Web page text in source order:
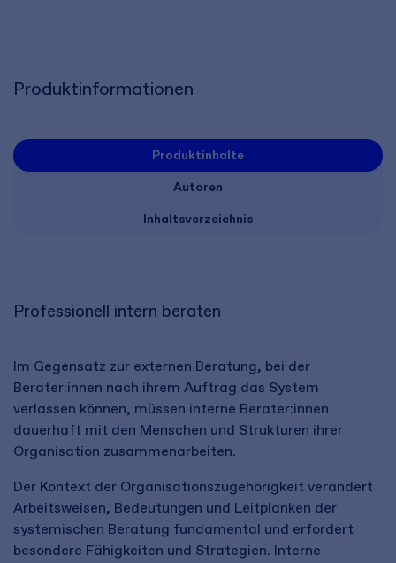
Produktinformationen
Produktinhalte
Autoren
Inhaltsverzeichnis
Professionell intern beraten
Im Gegensatz zur externen Beratung, bei der
Berater:innen nach ihrem Auftrag das System
verlassen können, müssen interne Berater:innen
dauerhaft mit den Menschen und Strukturen ihrer
Organisation zusammenarbeiten.
Der Kontext der Organisationszugehörigkeit verändert
Arbeitsweisen, Bedeutungen und Leitplanken der
systemischen Beratung fundamental und erfordert
besondere Fähigkeiten und Strategien. Interne